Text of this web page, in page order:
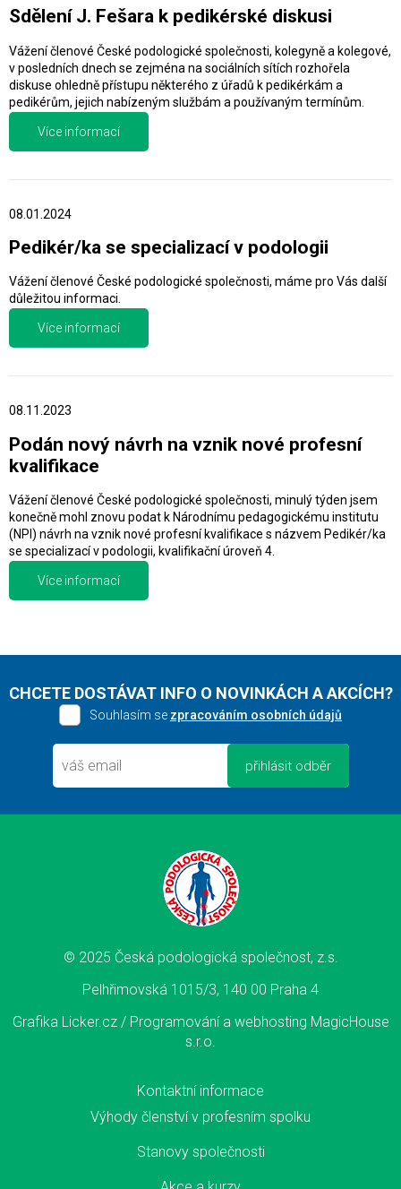
Sdělení J. Fešara k pedikérské diskusi
Vážení členové České podologické společnosti, kolegyně a kolegové,
v posledních dnech se zejména na sociálních sítích rozhořela
diskuse ohledně přístupu některého z úřadů k pedikérkám a
pedikérům, jejich nabízeným službám a používaným termínům.
Více informací
08.01.2024
Pedikér/ka se specializací v podologii
Vážení členové České podologické společnosti, máme pro Vás další
důležitou informaci.
Více informací
08.11.2023
Podán nový návrh na vznik nové profesní
kvalifikace
Vážení členové České podologické společnosti, minulý týden jsem
konečně mohl znovu podat k Národnímu pedagogickému institutu
(NPI) návrh na vznik nové profesní kvalifikace s názvem Pedikér/ka
se specializací v podologii, kvalifikační úroveň 4.
Více informací
CHCETE DOSTÁVAT INFO O NOVINKÁCH A AKCÍCH?
Souhlasím se zpracováním osobních údajů
© 2025 Česká podologická společnost, z.s.
Pelhřimovská 1015/3, 140 00 Praha 4
Grafika Licker.cz / Programování a webhosting MagicHouse
s.r.o.
Kontaktní informace
Výhody členství v profesním spolku
Stanovy společnosti